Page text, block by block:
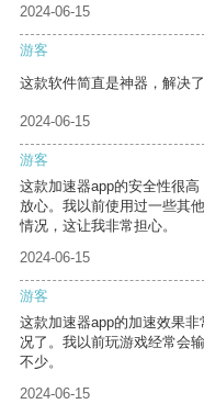
2024-06-15
游客
这款软件简直是神器，解决了
2024-06-15
游客
这款加速器app的安全性很
放心。我以前使用过一些其
情况，这让我非常担心。
2024-06-15
游客
这款加速器app的加速效果
况了。我以前玩游戏经常会
不少。
2024-06-15